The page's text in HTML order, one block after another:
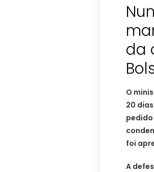
da
O
20
foi
A